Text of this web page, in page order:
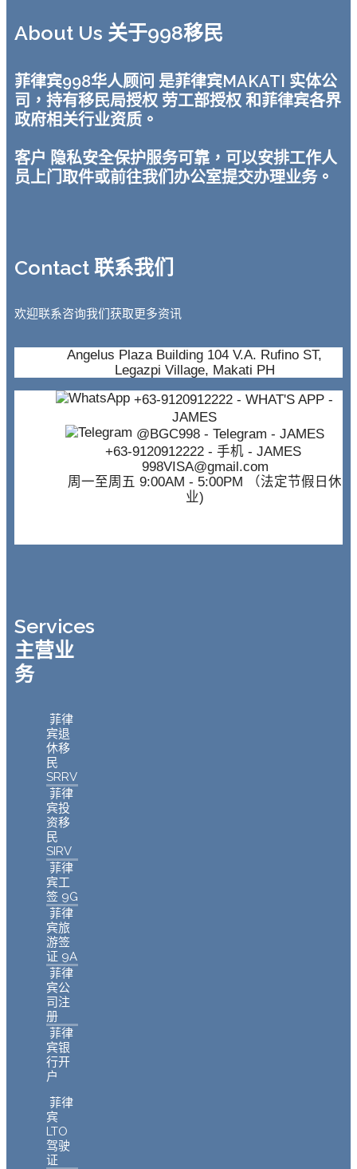
About Us 关于998移民
菲律宾998华人顾问 是菲律宾MAKATI 实体公
司，持有移民局授权 劳工部授权 和菲律宾各界
政府相关行业资质。
客户 隐私安全保护服务可靠，可以安排工作人
员上门取件或前往我们办公室提交办理业务。
Contact 联系我们
欢迎联系咨询我们获取更多资讯
Angelus Plaza Building 104 V.A. Rufino ST,
Legazpi Village, Makati PH
+63-9120912222 - WHAT'S APP -
JAMES
@BGC998- Telegram - JAMES
+63-9120912222- 手机 - JAMES
998VISA@gmail.com
周一至周五 9:00AM - 5:00PM （法定节假日休
业)
Services
主营业
务
菲律
宾退
休移
民
SRRV
菲律
宾投
资移
民
SIRV
菲律
宾工
签 9G
菲律
宾旅
游签
证 9A
菲律
宾公
司注
册
菲律
宾银
行开
户
菲律
宾
LTO
驾驶
证